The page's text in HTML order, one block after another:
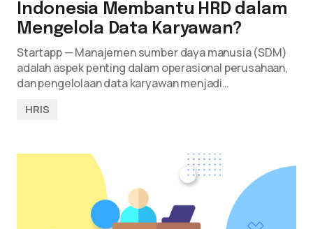
Indonesia Membantu HRD dalam
Mengelola Data Karyawan?
Startapp — Manajemen sumber daya manusia (SDM)
adalah aspek penting dalam operasional perusahaan,
dan pengelolaan data karyawan menjadi…
HRIS